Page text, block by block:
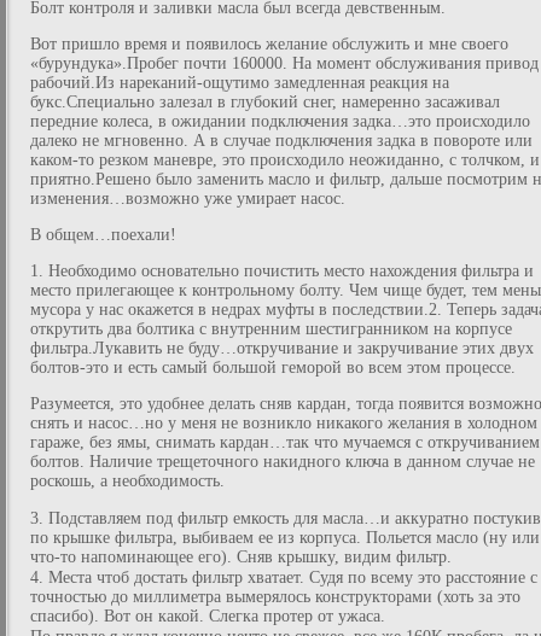
Болт контроля и заливки масла был всегда девственным.
Вот пришло время и появилось желание обслужить и мне своего
«бурундука».Пробег почти 160000. На момент обслуживания привод
рабочий.Из нареканий-ощутимо замедленная реакция на
букс.Специально залезал в глубокий снег, намеренно засаживал
передние колеса, в ожидании подключения задка…это происходило
далеко не мгновенно. А в случае подключения задка в повороте или
каком-то резком маневре, это происходило неожиданно, с толчком,
приятно.Решено было заменить масло и фильтр, дальше посмотрим
изменения…возможно уже умирает насос.
В общем…поехали!
1. Необходимо основательно почистить место нахождения фильтра и
место прилегающее к контрольному болту. Чем чище будет, тем
мусора у нас окажется в недрах муфты в последствии.2. Теперь
открутить два болтика с внутренним шестигранником на корпусе
фильтра.Лукавить не буду…откручивание и закручивание этих двух
болтов-это и есть самый большой геморой во всем этом процессе.
Разумеется, это удобнее делать сняв кардан, тогда появится
снять и насос…но у меня не возникло никакого желания в холодном
гараже, без ямы, снимать кардан…так что мучаемся с откручиванием
болтов. Наличие трещеточного накидного ключа в данном случае не
роскошь, а необходимость.
3. Подставляем под фильтр емкость для масла…и аккуратно
по крышке фильтра, выбиваем ее из корпуса. Польется масло (ну или
что-то напоминающее его). Сняв крышку, видим фильтр.
4. Места чтоб достать фильтр хватает. Судя по всему это расстояние с
точностью до миллиметра вымерялось конструкторами (хоть за это
спасибо). Вот он какой. Слегка протер от ужаса.